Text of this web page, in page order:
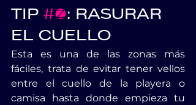
TIP #2: RASURAR
EL CUELLO
Esta es una de las zonas más
fáciles, trata de evitar tener vellos
entre el cuello de la playera o
camisa hasta donde empieza tu